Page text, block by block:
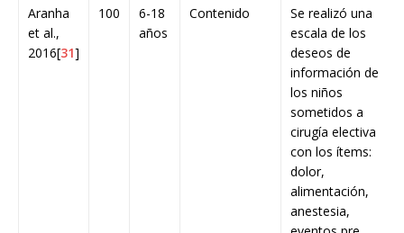
Aranha
et al.,
2016[31]
100
6-18
años
Contenido
Se realizó una
escala de los
deseos de
información de
los niños
sometidos a
cirugía electiva
con los ítems:
dolor,
alimentación,
anestesia,